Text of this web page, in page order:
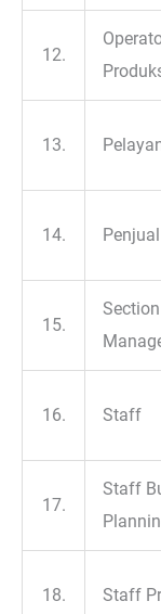
12.
13.
14. Penjual
15.
Section
16. Staff
17.
Staff
18. Staff